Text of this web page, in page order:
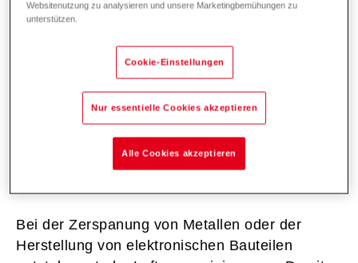
Vorteile
Bessere Luftqualität und höhere
Bei der Zerspanung von Metallen oder der
Herstellung von elektronischen Bauteilen
Websitenutzung zu analysieren und unsere Marketingbemühungen zu
unterstützen.
Cookie-Einstellungen
Nur essentielle Cookies akzeptieren
Alle Cookies akzeptieren